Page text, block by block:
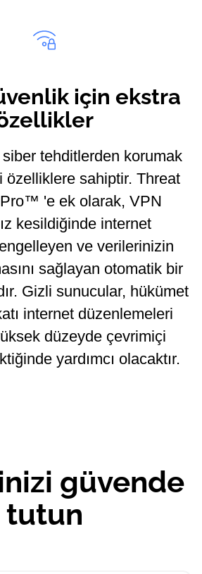
için ekstra
tehditlerden korumak
özelliklere sahiptir. Threat
'e ek olarak, VPN
kesildiğinde internet
engelleyen ve verilerinizin
sağlayan otomatik bir
Gizli sunucular, hükümet
internet düzenlemeleri
düzeyde çevrimiçi
yardımcı olacaktır.
güvende
tutun